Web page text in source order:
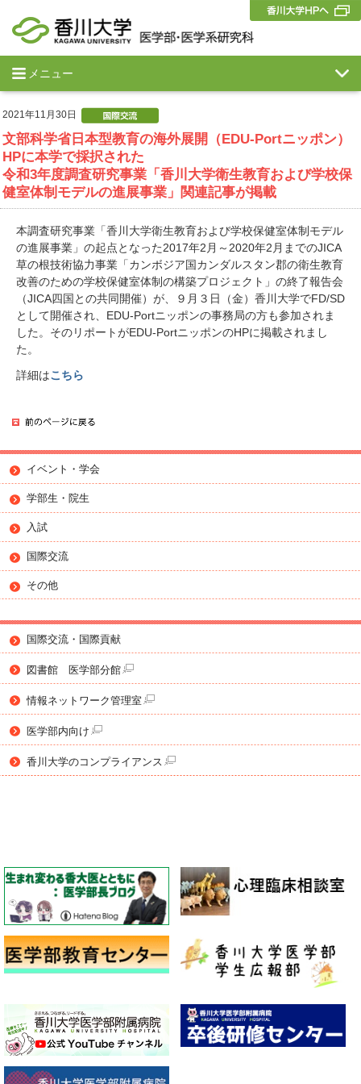
メニュー
2021年11月30日
文部科学省日本型教育の海外展開（EDU-Portニッポン）
HPに本学で採択された
令和3年度調査研究事業「香川大学衛生教育および学校保
健室体制モデルの進展事業」関連記事が掲載
本調査研究事業「香川大学衛生教育および学校保健室体制モデル
の進展事業」の起点となった2017年2月～2020年2月までのJICA
草の根技術協力事業「カンボジア国カンダルスタン郡の衛生教育
改善のための学校保健室体制の構築プロジェクト」の終了報告会
（JICA四国との共同開催）が、９月３日（金）香川大学でFD/SD
として開催され、EDU-Portニッポンの事務局の方も参加されま
した。そのリポートがEDU-PortニッポンのHPに掲載されまし
た。
詳細はこちら
イベント・学会
学部生・院生
入試
国際交流
その他
国際交流・国際貢献
図書館 医学部分館
情報ネットワーク管理室
医学部内向け
香川大学のコンプライアンス